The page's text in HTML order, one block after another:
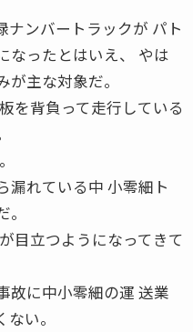
ナンバートラックが パト
なったとはいえ、 やは
主な対象だ。
を背負って走行している
漏れている中 小零細ト
目立つようになってきて
故に中小零細の運 送業
い。